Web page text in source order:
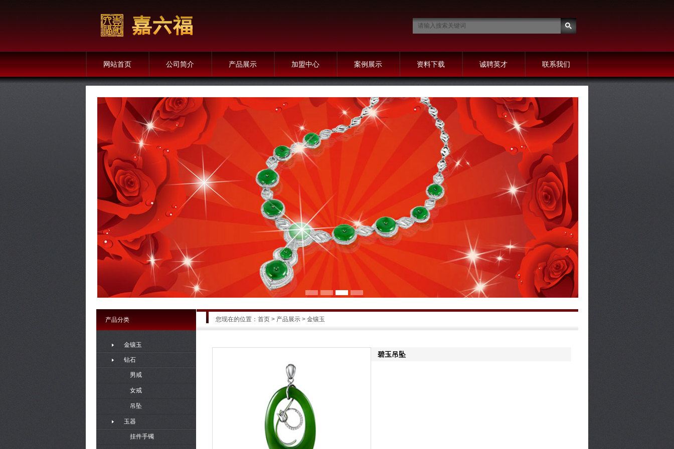
网站首页 公司简介 产品展示 加盟中心 案例展示 资料下载 诚聘英才 联系我们
您现在的位置： 首页 > 产品展示 > 金镶玉
碧玉吊坠
产品分类
金镶玉
钻石
男戒
女戒
吊坠
玉器
挂件手镯